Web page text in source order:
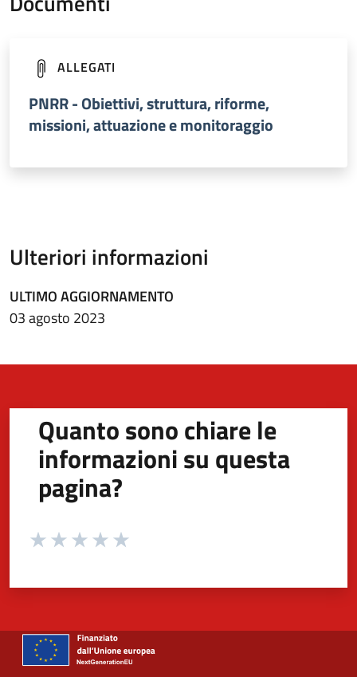
ALLEGATI
PNRR - Obiettivi, struttura, riforme,
missioni, attuazione e monitoraggio
(apre in un'altra scheda).
Ulteriori informazioni
ULTIMO AGGIORNAMENTO
03 agosto 2023
Quanto sono chiare le
informazioni su questa
pagina?
Valuta da 1 a 5 stelle la pagina